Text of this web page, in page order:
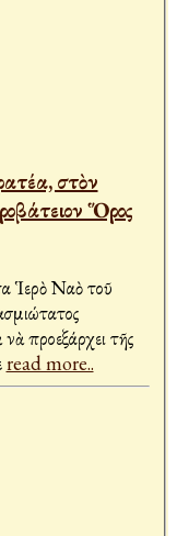
στὸν
Ἱερὸ Ναὸ τοῦ
προεξάρχει τῆς
read more..